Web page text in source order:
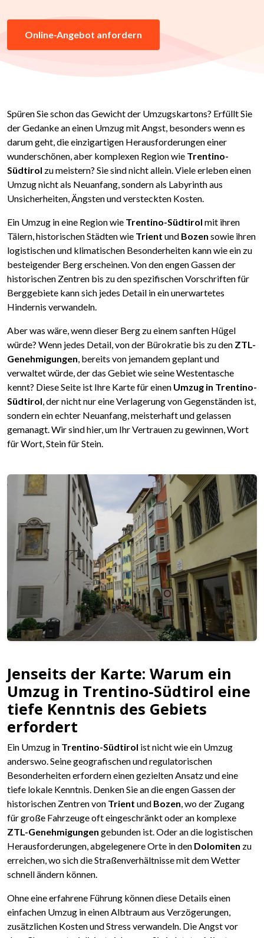
Online-Angebot anfordern
Spüren Sie schon das Gewicht der Umzugskartons? Erfüllt Sie
der Gedanke an einen Umzug mit Angst, besonders wenn es
darum geht, die einzigartigen Herausforderungen einer
wunderschönen, aber komplexen Region wie Trentino-
Südtirol zu meistern? Sie sind nicht allein. Viele erleben einen
Umzug nicht als Neuanfang, sondern als Labyrinth aus
Unsicherheiten, Ängsten und versteckten Kosten.
Ein Umzug in eine Region wie Trentino-Südtirol mit ihren
Tälern, historischen Städten wie Trient und Bozen sowie ihren
logistischen und klimatischen Besonderheiten kann wie ein zu
besteigender Berg erscheinen. Von den engen Gassen der
historischen Zentren bis zu den spezifischen Vorschriften für
Berggebiete kann sich jedes Detail in ein unerwartetes
Hindernis verwandeln.
Aber was wäre, wenn dieser Berg zu einem sanften Hügel
würde? Wenn jedes Detail, von der Bürokratie bis zu den ZTL-
Genehmigungen, bereits von jemandem geplant und
verwaltet würde, der das Gebiet wie seine Westentasche
kennt? Diese Seite ist Ihre Karte für einen Umzug in Trentino-
Südtirol, der nicht nur eine Verlagerung von Gegenständen ist,
sondern ein echter Neuanfang, meisterhaft und gelassen
gemanagt. Wir sind hier, um Ihr Vertrauen zu gewinnen, Wort
für Wort, Stein für Stein.
Jenseits der Karte: Warum ein
Umzug in Trentino-Südtirol eine
tiefe Kenntnis des Gebiets
erfordert
Ein Umzug in Trentino-Südtirol ist nicht wie ein Umzug
anderswo. Seine geografischen und regulatorischen
Besonderheiten erfordern einen gezielten Ansatz und eine
tiefe lokale Kenntnis. Denken Sie an die engen Gassen der
historischen Zentren von Trient und Bozen, wo der Zugang
für große Fahrzeuge oft eingeschränkt oder an komplexe
ZTL-Genehmigungen gebunden ist. Oder an die logistischen
Herausforderungen, abgelegenere Orte in den Dolomiten zu
erreichen, wo sich die Straßenverhältnisse mit dem Wetter
schnell ändern können.
Ohne eine erfahrene Führung können diese Details einen
einfachen Umzug in einen Albtraum aus Verzögerungen,
zusätzlichen Kosten und Stress verwandeln. Die Angst vor